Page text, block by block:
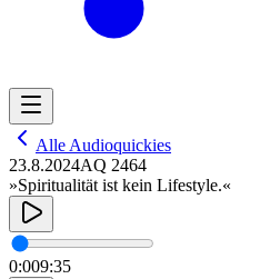
Alle Audioquickies
23.8.2024AQ 2464
»Spiritualität ist kein Lifestyle.«
0:009:35